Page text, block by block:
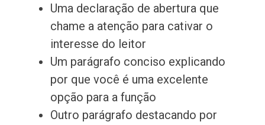
Uma declaração de abertura que
chame a atenção para cativar o
interesse do leitor
Um parágrafo conciso explicando
por que você é uma excelente
opção para a função
Outro parágrafo destacando por